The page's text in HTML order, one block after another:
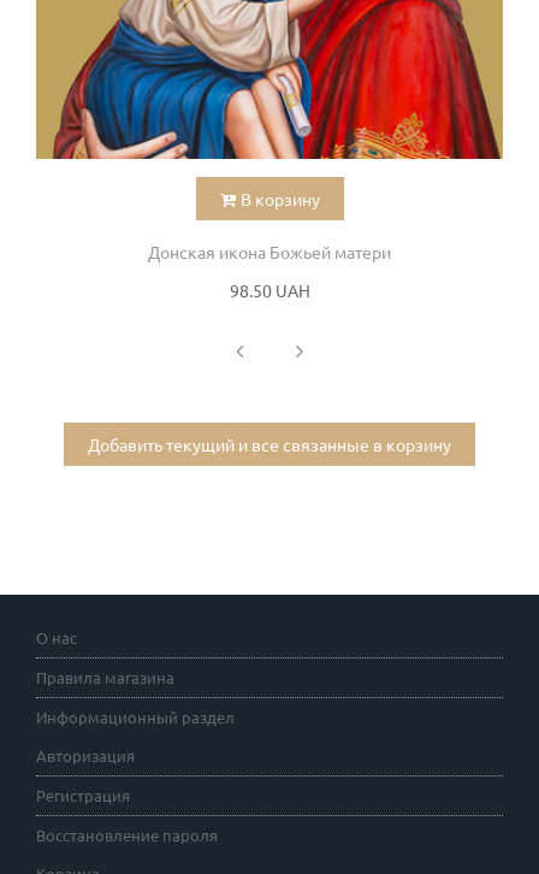
В корзину
Донская икона Божьей матери
98.50 UAH
Добавить текущий и все связанные в корзину
О нас
Правила магазина
Информационный раздел
Авторизация
Регистрация
Восстановление пароля